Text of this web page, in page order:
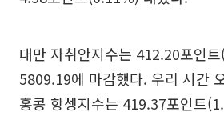
대만 자취안지수는 412.20포인
5809.19에 마감했다. 우리 시간
홍콩 항셍지수는 419.37포인트